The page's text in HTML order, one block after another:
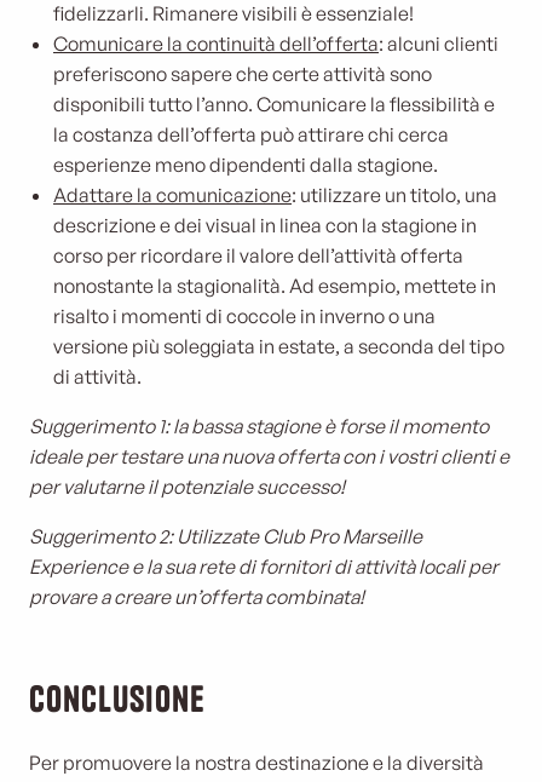
fidelizzarli. Rimanere visibili è essenziale!
Comunicare la continuità dell’offerta: alcuni clienti
preferiscono sapere che certe attività sono
disponibili tutto l’anno. Comunicare la flessibilità e
la costanza dell’offerta può attirare chi cerca
esperienze meno dipendenti dalla stagione.
Adattare la comunicazione: utilizzare un titolo, una
descrizione e dei visual in linea con la stagione in
corso per ricordare il valore dell’attività offerta
nonostante la stagionalità. Ad esempio, mettete in
risalto i momenti di coccole in inverno o una
versione più soleggiata in estate, a seconda del tipo
di attività.
Suggerimento 1: la bassa stagione è forse il momento
ideale per testare una nuova offerta con i vostri clienti e
per valutarne il potenziale successo!
Suggerimento 2: Utilizzate Club Pro Marseille
Experience e la sua rete di fornitori di attività locali per
provare a creare un’offerta combinata!
Conclusione
Per promuovere la nostra destinazione e la diversità